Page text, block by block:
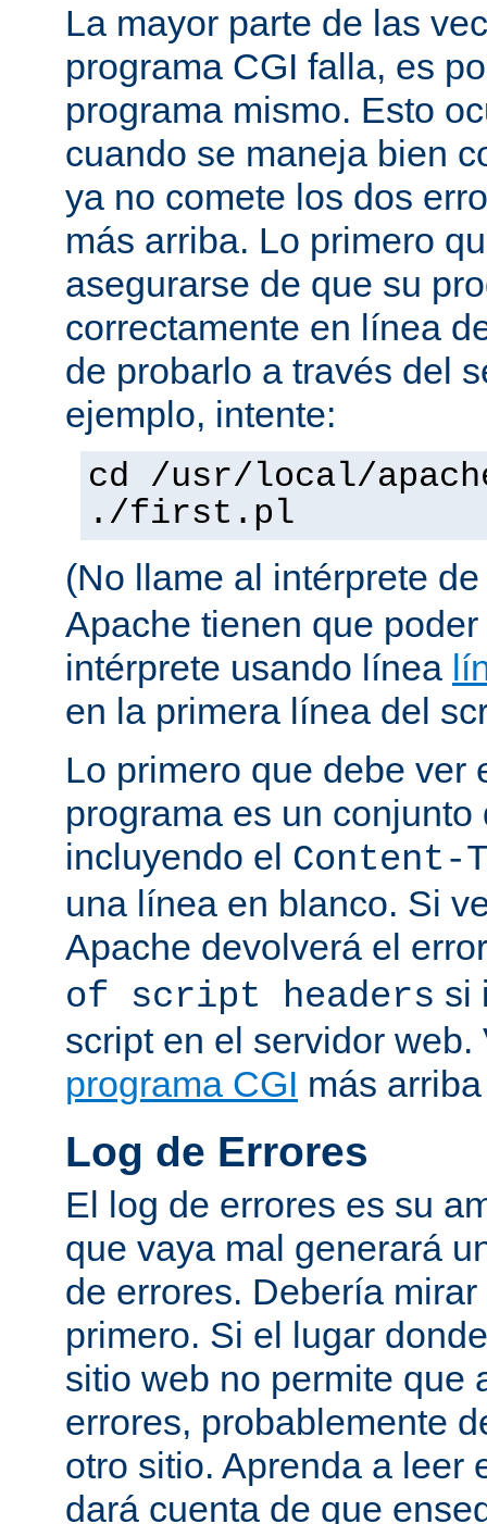
La mayor parte de las
programa CGI falla, es
programa mismo. Esto
cuando se maneja bien
ya no comete los dos
más arriba. Lo primero
asegurarse de que su
correctamente en línea
de probarlo a través del
ejemplo, intente:
cd /usr/local/
./first.pl
(No llame al intérprete
Apache tienen que
intérprete usando línea
en la primera línea del
Lo primero que debe ver
programa es un
incluyendo el Content-
una línea en blanco. Si
Apache devolverá el
of script headers si
script en el servidor
programa CGI más
Log de Errores
El log de errores es su
que vaya mal generará
de errores. Debería
primero. Si el lugar
sitio web no permite que
errores, probablemente
otro sitio. Aprenda a leer
dará cuenta de que